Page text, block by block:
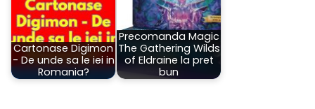
Cartonase Digimon
- De unde sa le iei in
Romania?
Precomanda Magic
The Gathering Wilds
of Eldraine la pret
bun